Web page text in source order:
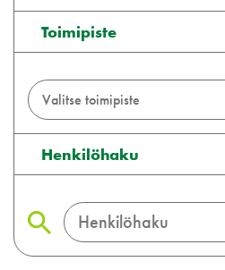
Toimipiste
Henkilöhaku